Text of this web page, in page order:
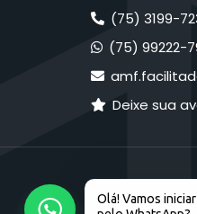
(75) 3199-
(75) 99222-
Deixe sua
© 2026